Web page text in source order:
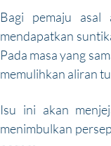
Bagi pemaju asal
mendapatkan
Pada masa yang
memulihkan aliran
Isu ini akan
menimbulkan